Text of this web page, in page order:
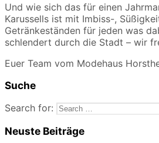
Und wie sich das für einen
Karussells ist mit Imbiss-,
Getränkeständen für jeden was
schlendert durch die Stadt – wir
Euer Team vom Modehaus
Suche
Search for:
Neuste Beiträge